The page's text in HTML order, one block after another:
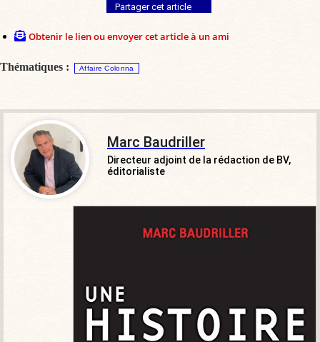
Partager cet article
Obtenir le lien ou envoyer cet article à un ami
Thématiques : Affaire Colonna
Marc Baudriller
Directeur adjoint de la rédaction de BV,
éditorialiste